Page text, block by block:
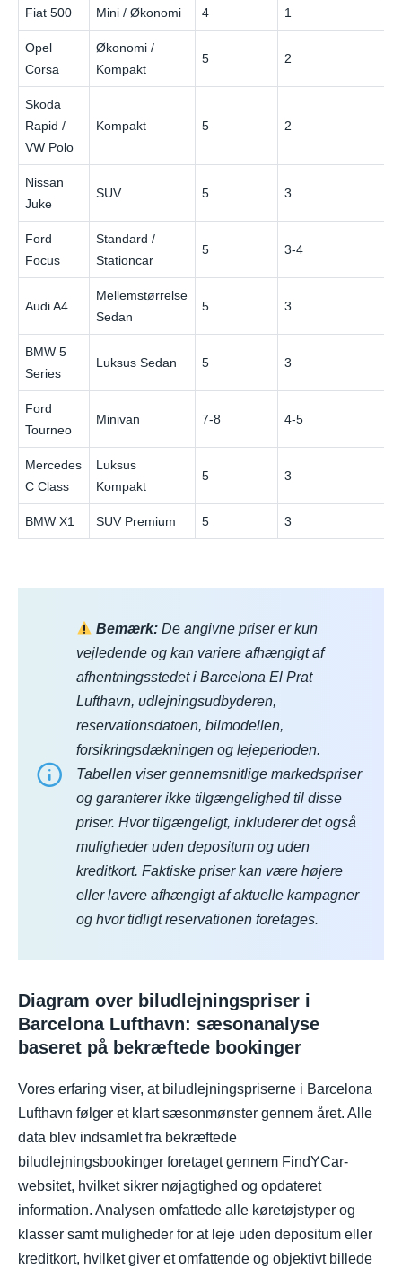
Fiat 500 Mini / Økonomi 4 1
Opel
Corsa
Økonomi /
Kompakt
5 2
Skoda
Rapid /
VW Polo
Kompakt 5 2
Nissan
Juke
SUV 5 3
Ford
Focus
Standard /
Stationcar
5 3-4
Audi A4
Mellemstørrelse
Sedan
5 3
BMW 5
Series
Luksus Sedan 5 3
Ford
Tourneo
Minivan 7-8 4-5
Mercedes
C Class
Luksus
Kompakt
5 3
BMW X1 SUV Premium 5 3
Bemærk: De angivne priser er kun
vejledende og kan variere afhængigt af
afhentningsstedet i Barcelona El Prat
Lufthavn, udlejningsudbyderen,
reservationsdatoen, bilmodellen,
forsikringsdækningen og lejeperioden.
Tabellen viser gennemsnitlige markedspriser
og garanterer ikke tilgængelighed til disse
priser. Hvor tilgængeligt, inkluderer det også
muligheder uden depositum og uden
kreditkort. Faktiske priser kan være højere
eller lavere afhængigt af aktuelle kampagner
og hvor tidligt reservationen foretages.
Diagram over biludlejningspriser i
Barcelona Lufthavn: sæsonanalyse
baseret på bekræftede bookinger
Vores erfaring viser, at biludlejningspriserne i Barcelona
Lufthavn følger et klart sæsonmønster gennem året. Alle
data blev indsamlet fra bekræftede
biludlejningsbookinger foretaget gennem FindYCar-
websitet, hvilket sikrer nøjagtighed og opdateret
information. Analysen omfattede alle køretøjstyper og
klasser samt muligheder for at leje uden depositum eller
kreditkort, hvilket giver et omfattende og objektivt billede